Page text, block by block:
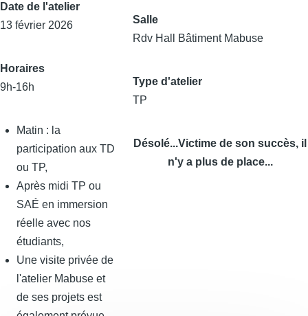
Date de l'atelier
13 février 2026
Horaires
9h-16h
Matin : la
participation aux TD
ou TP,
Après midi TP ou
SAÉ en immersion
réelle avec nos
étudiants,
Une visite privée de
l'atelier Mabuse et
de ses projets est
Salle
Rdv Hall Bâtiment Mabuse
Type d'atelier
TP
Désolé...Victime de son succès, il
n'y a plus de place...